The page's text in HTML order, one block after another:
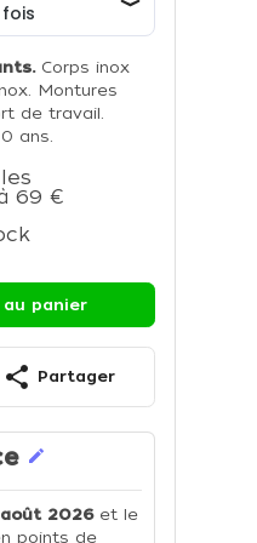
Corps inox
Montures
de travail.
ans.
69 €
panier
share Partager
edit
2026et le
points de